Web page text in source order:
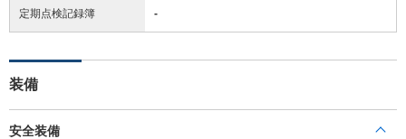
定期点検記録簿 -
装備
安全装備